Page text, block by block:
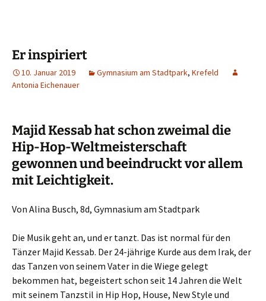
Er inspiriert
10. Januar 2019 Gymnasium am Stadtpark, Krefeld
Antonia Eichenauer
Majid Kessab hat schon zweimal die
Hip-Hop-Weltmeisterschaft
gewonnen und beeindruckt vor allem
mit Leichtigkeit.
Von Alina Busch, 8d, Gymnasium am Stadtpark
Die Musik geht an, und er tanzt. Das ist normal für den
Tänzer Majid Kessab. Der 24-jährige Kurde aus dem Irak, der
das Tanzen von seinem Vater in die Wiege gelegt
bekommen hat, begeistert schon seit 14 Jahren die Welt
mit seinem Tanzstil in Hip Hop, House, New Style und